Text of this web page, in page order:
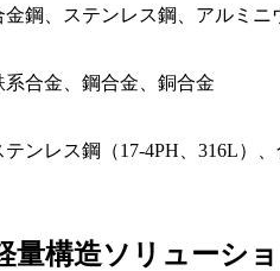
金鋼、ステンレス鋼、アルミニ
系合金、鋼合金、銅合金
テンレス鋼（17-4PH、316L）
量構造ソリューシ